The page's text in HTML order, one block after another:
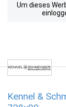
Um dieses
Kennel &